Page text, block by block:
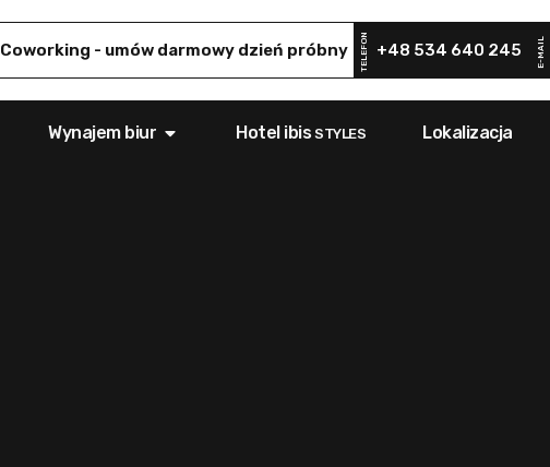
Coworking - umów darmowy dzień próbny TELEFON +48 534 640 245 E-MAIL
Wynajem biur Hotel ibis STYLES Lokalizacja